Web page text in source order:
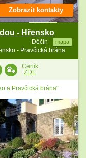
- Hřensko
Děčín mapa
- Pravčická brána
Zobrazit kontakty
Ceník
ZDE
a Pravčická brána“